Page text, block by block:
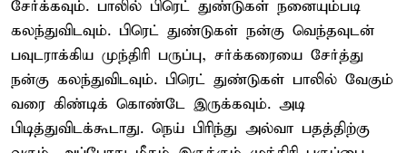
சேர்க்கவும். பாலில் பிரெட் துண்டுகள் நனையும்படி
கலந்துவிடவும். பிரெட் துண்டுகள் நன்கு வெந்தவுடன்
பவுடராக்கிய முந்திரி பருப்பு, சர்க்கரையை சேர்த்து
நன்கு கலந்துவிடவும். பிரெட் துண்டுகள் பாலில் வேகும்
வரை கிண்டிக் கொண்டே இருக்கவும். அடி
பிடித்துவிடக்கூடாது. நெய் பிரிந்து அல்வா பதத்திற்கு